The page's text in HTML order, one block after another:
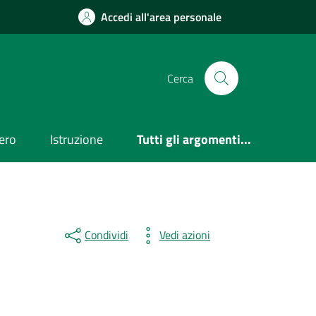
Accedi all'area personale
Cerca
Istruzione Tutti gli argomenti...
Condividi Vedi azioni